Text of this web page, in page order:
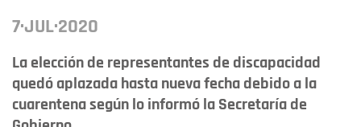
7·JUL·2020
La elección de representantes de discapacidad
quedó aplazada hasta nueva fecha debido a la
cuarentena según lo informó la Secretaría de